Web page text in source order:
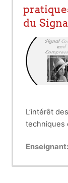
du
L’intérêt
techniques
Enseignant: